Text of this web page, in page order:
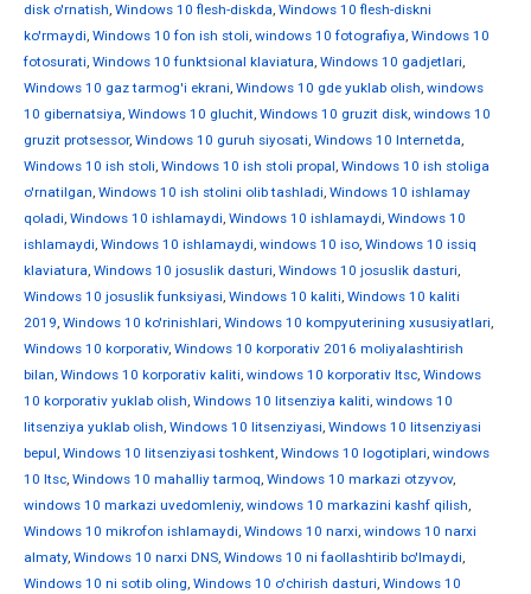
disk o'rnatish, Windows 10 flesh-diskda, Windows 10 flesh-diskni
ko'rmaydi, Windows 10 fon ish stoli, windows 10 fotografiya, Windows 10
fotosurati, Windows 10 funktsional klaviatura, Windows 10 gadjetlari,
Windows 10 gaz tarmog'i ekrani, Windows 10 gde yuklab olish, windows
10 gibernatsiya, Windows 10 gluchit, Windows 10 gruzit disk, windows 10
gruzit protsessor, Windows 10 guruh siyosati, Windows 10 Internetda,
Windows 10 ish stoli, Windows 10 ish stoli propal, Windows 10 ish stoliga
o'rnatilgan, Windows 10 ish stolini olib tashladi, Windows 10 ishlamay
qoladi, Windows 10 ishlamaydi, Windows 10 ishlamaydi, Windows 10
ishlamaydi, Windows 10 ishlamaydi, windows 10 iso, Windows 10 issiq
klaviatura, Windows 10 josuslik dasturi, Windows 10 josuslik dasturi,
Windows 10 josuslik funksiyasi, Windows 10 kaliti, Windows 10 kaliti
2019, Windows 10 ko'rinishlari, Windows 10 kompyuterining xususiyatlari,
Windows 10 korporativ, Windows 10 korporativ 2016 moliyalashtirish
bilan, Windows 10 korporativ kaliti, windows 10 korporativ ltsc, Windows
10 korporativ yuklab olish, Windows 10 litsenziya kaliti, windows 10
litsenziya yuklab olish, Windows 10 litsenziyasi, Windows 10 litsenziyasi
bepul, Windows 10 litsenziyasi toshkent, Windows 10 logotiplari, windows
10 ltsc, Windows 10 mahalliy tarmoq, Windows 10 markazi otzyvov,
windows 10 markazi uvedomleniy, windows 10 markazini kashf qilish,
Windows 10 mikrofon ishlamaydi, Windows 10 narxi, windows 10 narxi
almaty, Windows 10 narxi DNS, Windows 10 ni faollashtirib bo'lmaydi,
Windows 10 ni sotib oling, Windows 10 o'chirish dasturi, Windows 10